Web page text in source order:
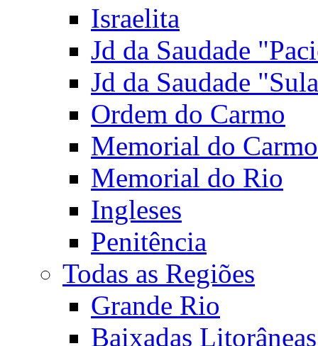
Israelita
Jd da Saudade
Jd da Saudade
Ordem do Carmo
Memorial do Carmo
Memorial do Rio
Ingleses
Penitência
Todas as Regiões
Grande Rio
Baixadas Litorâneas